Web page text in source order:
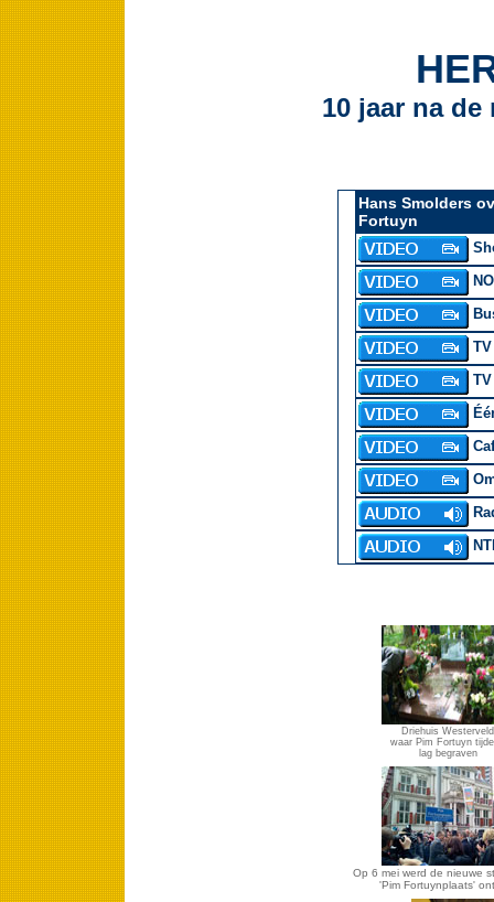
10 jaar na
Hans Smolders
Fortuyn
Driehuis Westerveld
waar Pim Fortuyn
lag begraven
Op 6 mei werd de nieuwe
'Pim Fortuynplaats'